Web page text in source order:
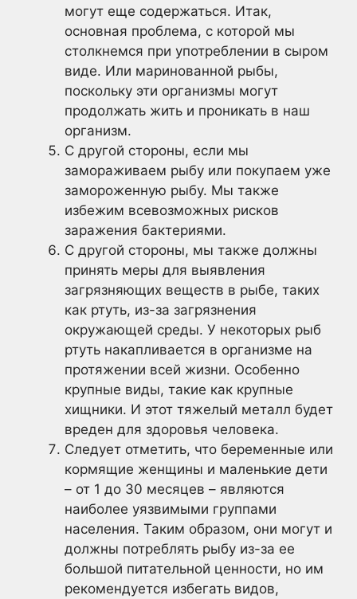
могут еще содержаться. Итак,
основная проблема, с которой мы
столкнемся при употреблении в сыром
виде. Или маринованной рыбы,
поскольку эти организмы могут
продолжать жить и проникать в наш
организм.
С другой стороны, если мы
замораживаем рыбу или покупаем уже
замороженную рыбу. Мы также
избежим всевозможных рисков
заражения бактериями.
С другой стороны, мы также должны
принять меры для выявления
загрязняющих веществ в рыбе, таких
как ртуть, из-за загрязнения
окружающей среды. У некоторых рыб
ртуть накапливается в организме на
протяжении всей жизни. Особенно
крупные виды, такие как крупные
хищники. И этот тяжелый металл будет
вреден для здоровья человека.
Следует отметить, что беременные или
кормящие женщины и маленькие дети
– от 1 до 30 месяцев – являются
наиболее уязвимыми группами
населения. Таким образом, они могут и
должны потреблять рыбу из-за ее
большой питательной ценности, но им
рекомендуется избегать видов,